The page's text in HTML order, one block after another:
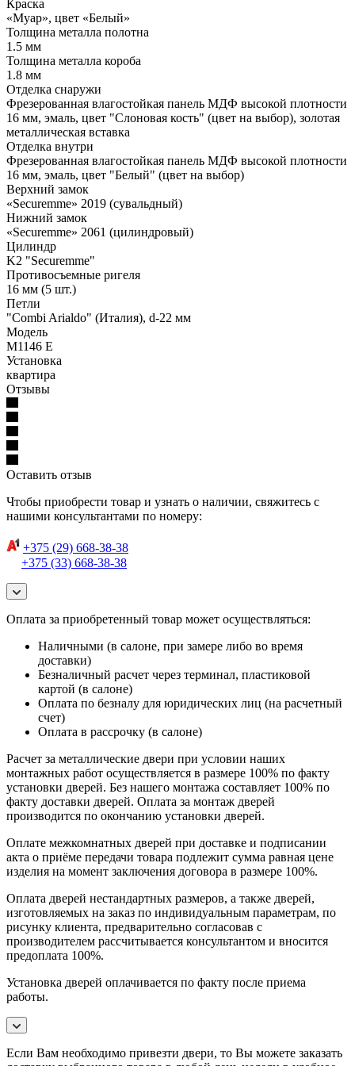
Краска
«Муар», цвет «Белый»
Толщина металла полотна
1.5 мм
Толщина металла короба
1.8 мм
Отделка снаружи
Фрезерованная влагостойкая панель МДФ высокой плотности
16 мм, эмаль, цвет "Слоновая кость" (цвет на выбор), золотая
металлическая вставка
Отделка внутри
Фрезерованная влагостойкая панель МДФ высокой плотности
16 мм, эмаль, цвет "Белый" (цвет на выбор)
Верхний замок
«Securemme» 2019 (сувальдный)
Нижний замок
«Securemme» 2061 (цилиндровый)
Цилиндр
K2 "Securemme"
Противосъемные ригеля
16 мм (5 шт.)
Петли
"Combi Arialdo" (Италия), d-22 мм
Модель
М1146 Е
Установка
квартира
Отзывы
Оставить отзыв
Чтобы приобрести товар и узнать о наличии, свяжитесь с
нашими консультантами по номеру:
+375 (29) 668-38-38
+375 (33) 668-38-38
Оплата за приобретенный товар может осуществляться:
Наличными (в салоне, при замере либо во время
доставки)
Безналичный расчет через терминал, пластиковой
картой (в салоне)
Оплата по безналу для юридических лиц (на расчетный
счет)
Оплата в рассрочку (в салоне)
Расчет за металлические двери при условии наших
монтажных работ осуществляется в размере 100% по факту
установки дверей. Без нашего монтажа составляет 100% по
факту доставки дверей. Оплата за монтаж дверей
производится по окончанию установки дверей.
Оплате межкомнатных дверей при доставке и подписании
акта о приёме передачи товара подлежит сумма равная цене
изделия на момент заключения договора в размере 100%.
Оплата дверей нестандартных размеров, а также дверей,
изготовляемых на заказ по индивидуальным параметрам, по
рисунку клиента, предварительно согласовав с
производителем рассчитывается консультантом и вносится
предоплата 100%.
Установка дверей оплачивается по факту после приема
работы.
Если Вам необходимо привезти двери, то Вы можете заказать